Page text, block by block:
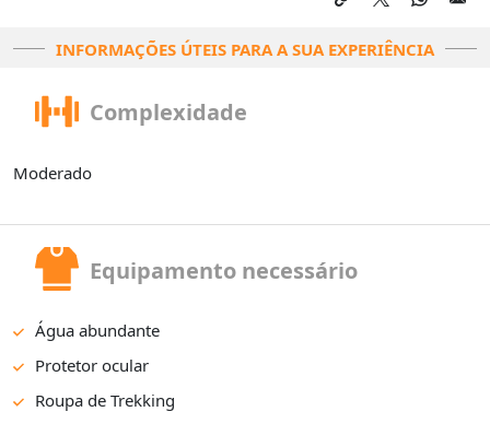
INFORMAÇÕES ÚTEIS PARA A SUA EXPERIÊNCIA
Complexidade
Moderado
Equipamento necessário
Água abundante
Protetor ocular
Roupa de Trekking